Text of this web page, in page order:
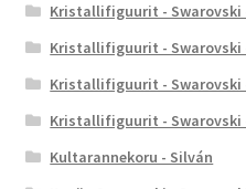
Kristallifiguurit - Swarovski
Kristallifiguurit - Swarovski
Kristallifiguurit - Swarovski
Kristallifiguurit - Swarovski
Kultarannekoru - Silván